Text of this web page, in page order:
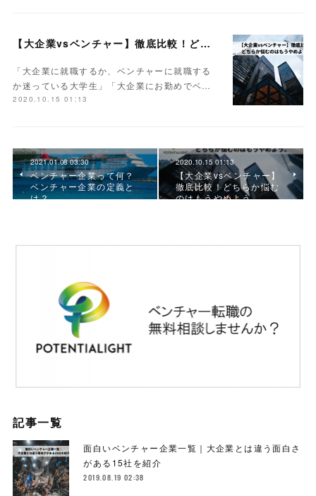
【大企業vsベンチャー】徹底比較！どちらか悩むのはもうやめよう。
「大企業に就職するか、ベンチャーに就職する
か迷っている大学生」「大企業にお勤めでベ…
2020.10.15 01:13
2021.01.08 03:30
ベンチャー企業って何？
ベンチャー企業の定義と
は？
2020.10.15 01:13
【大企業vsベンチャー】
徹底比較！どちらか悩む
のはもうやめよう。
記事一覧
面白いベンチャー企業一覧｜大企業とは違う面白さ
がある15社を紹介
2019.08.19 02:38